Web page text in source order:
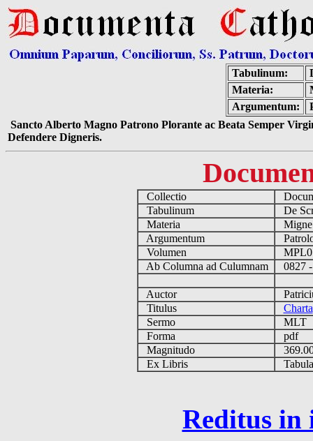
Tabulinum:
Materia:
Argumentum:
Sancto Alberto Magno Patrono Plorante ac Beata Semper
Defendere Digneris.
Collectio
Tabulinum
De
Materia
Argumentum
Volumen
Ab Columna ad Culumnam
0827
Auctor
Titulus
Charta
Sermo
MLT
Forma
pdf
Magnitudo
Ex Libris
Reditus in